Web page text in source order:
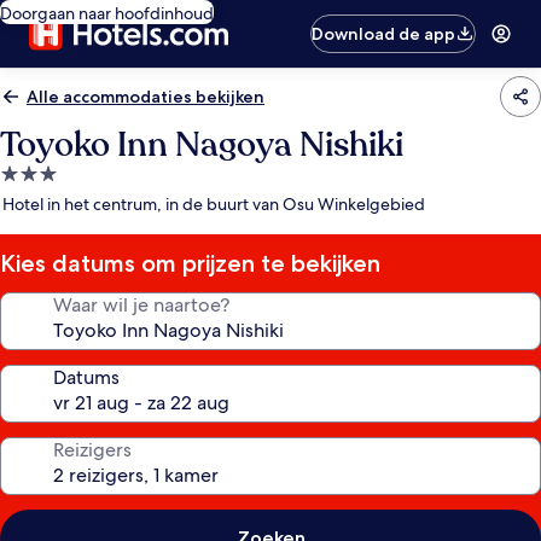
Doorgaan naar hoofdinhoud
Download de app
Alle accommodaties bekijken
Toyoko Inn Nagoya Nishiki
3.0-
sterrenaccommodatie
Hotel in het centrum, in de buurt van Osu Winkelgebied
Kies datums om prijzen te bekijken
Waar wil je naartoe?
Datums
Reizigers